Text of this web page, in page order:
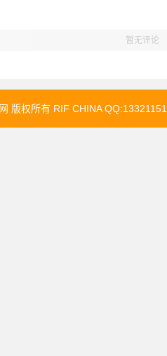
暂无评论
版权所有 RIF CHINA